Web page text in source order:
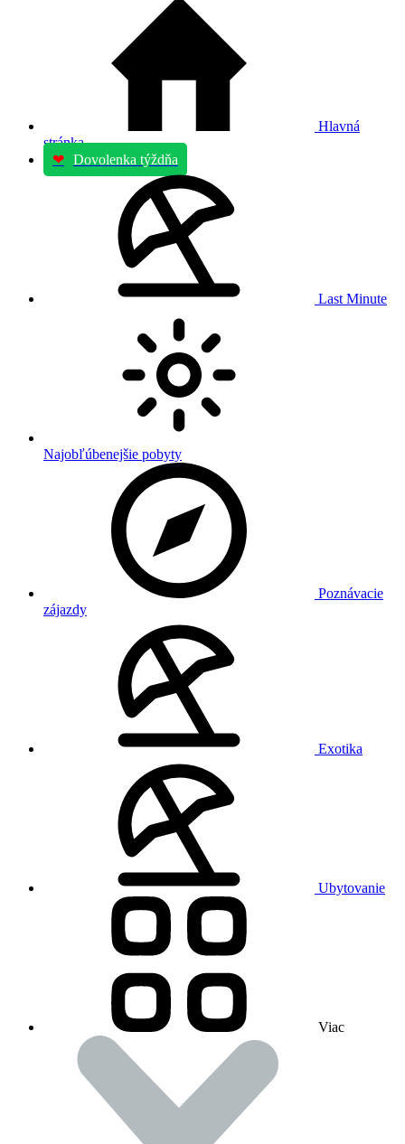
Hlavná
stránka
❤ Dovolenka týždňa
Last Minute
Najobľúbenejšie pobyty
Poznávacie
zájazdy
Exotika
Ubytovanie
Viac